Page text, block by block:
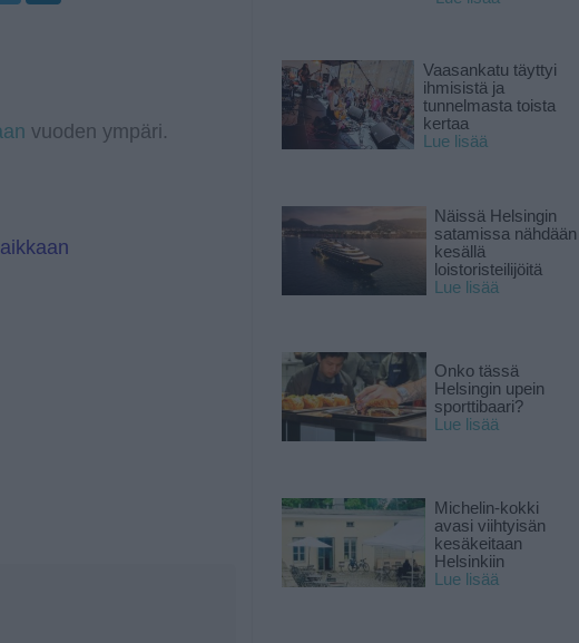
vuoden ympäri.
Vaasankatu täyttyi
ihmisistä ja
tunnelmasta toista
kertaa
Lue lisää
Näissä Helsingin
satamissa nähdään
kesällä
loistoristeilijöitä
Lue lisää
Onko tässä
Helsingin upein
sporttibaari?
Lue lisää
Michelin-kokki
avasi viihtyisän
kesäkeitaan
Helsinkiin
Lue lisää